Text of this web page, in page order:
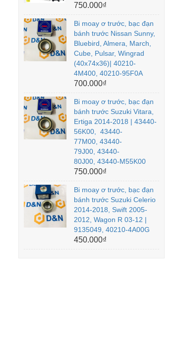
750.000₫
Bi moay ơ trước, bạc đạn
bánh trước Nissan Sunny,
Bluebird, Almera, March,
Cube, Pulsar, Wingrad
(40x74x36)| 40210-
4M400, 40210-95F0A
700.000₫
Bi moay ơ trước, bạc đạn
bánh trước Suzuki Vitara,
Ertiga 2014-2018 | 43440-
56K00, 43440-
77M00, 43440-
79J00, 43440-
80J00, 43440-M55K00
750.000₫
Bi moay ơ trước, bạc đạn
bánh trước Suzuki Celerio
2014-2018, Swift 2005-
2012, Wagon R 03-12 |
9135049, 40210-4A00G
450.000₫